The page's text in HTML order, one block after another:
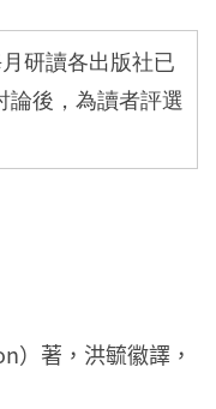
研讀各出版社已
論後，為讀者評選
）著，洪毓徽譯，